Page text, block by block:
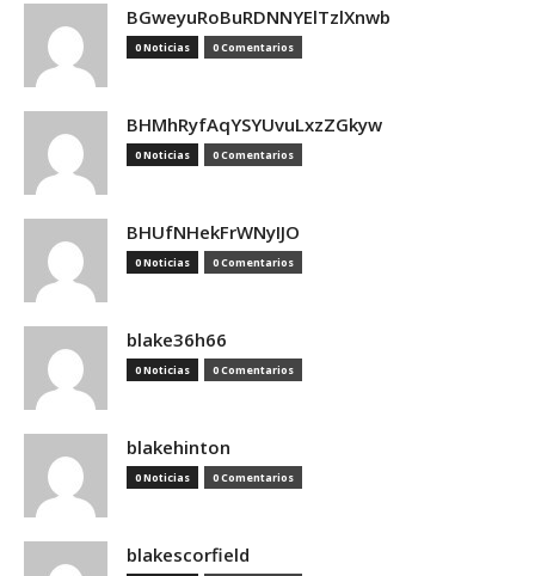
BGweyuRoBuRDNNYElTzlXnwb
0 Noticias 0 Comentarios
BHMhRyfAqYSYUvuLxzZGkyw
0 Noticias 0 Comentarios
BHUfNHekFrWNyIJO
0 Noticias 0 Comentarios
blake36h66
0 Noticias 0 Comentarios
blakehinton
0 Noticias 0 Comentarios
blakescorfield